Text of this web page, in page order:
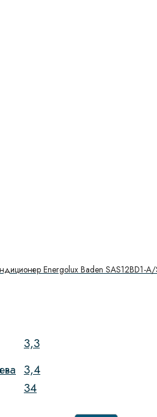
Energolux Baden SAS12BD1-A/
3,3
3,4
34